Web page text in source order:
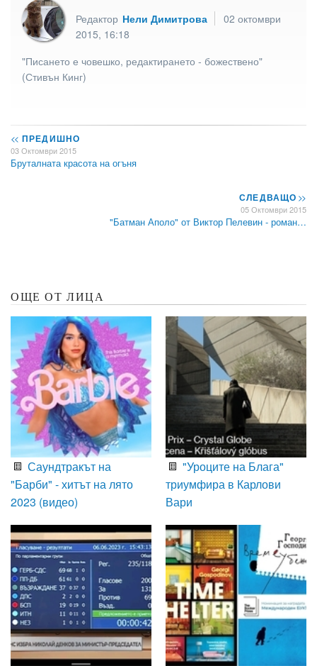
Редактор Нели Димитрова
02 октомври
2015, 16:18
"Писането е човешко, редактирането - божествено"
(Стивън Кинг)
<< ПРЕДИШНО
03 Октомври 2015
Бруталната красота на огъня
СЛЕДВАЩО>>
05 Октомври 2015
"Батман Аполо" от Виктор Пелевин - роман…
ОЩЕ ОТ ЛИЦА
Саундтракът на
"Барби" - хитът на лято
2023 (видео)
"Уроците на Блага"
триумфира в Карлови
Вари